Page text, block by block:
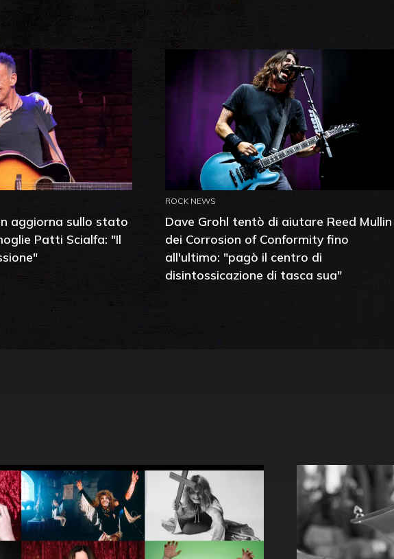
aggiorna sullo stato
Patti Scialfa: "Il
ROCK NEWS
Dave Grohl tentò di aiutare Reed Mullin
dei Corrosion of Conformity fino
all'ultimo: "pagò il centro di
disintossicazione di tasca sua"